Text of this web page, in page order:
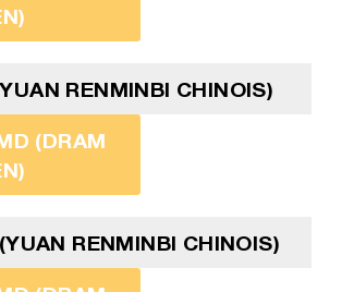
RENMINBI CHINOIS)
(DRAM
RENMINBI CHINOIS)